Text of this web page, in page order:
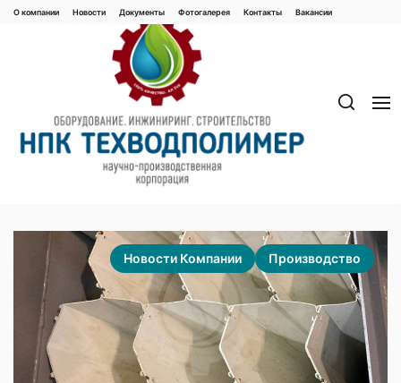
Перейти
Новости Компании Производство
О компании Новости Документы Фотогалерея Контaкты Вакaнсии